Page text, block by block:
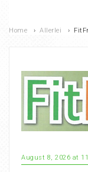
Home › Allerlei ›
August 8, 2026 at